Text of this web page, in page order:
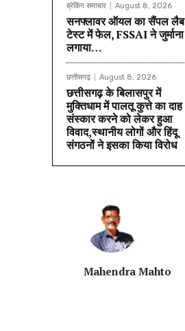
ब्रेकिंग समाचार August 8, 2026
सनफ्लावर ऑयल का सैंपल लैब
टेस्ट में फेल, FSSAI ने जुर्माना
लगाया…
छत्तीसगढ़ August 8, 2026
छत्तीसगढ़ के बिलासपुर में
मुक्तिधाम में पालतू कुत्ते का दाह
संस्कार करने को लेकर हुआ
विवाद,स्थानीय लोगों और हिंदू
संगठनों ने इसका किया विरोध
Mahendra Mahto